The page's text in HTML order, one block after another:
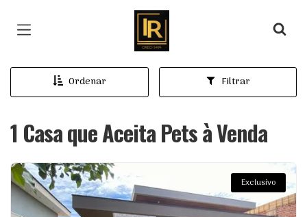
Página inicial
Ordenar Filtrar
1 Casa que Aceita Pets à Venda
Exclusivo